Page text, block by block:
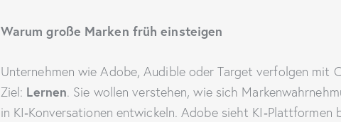
Warum große Marken früh einsteigen
Unternehmen wie Adobe, Audible oder Target verfolgen mit
Ziel: Lernen. Sie wollen verstehen, wie sich
in KI‑Konversationen entwickeln. Adobe sieht KI‑Plattformen